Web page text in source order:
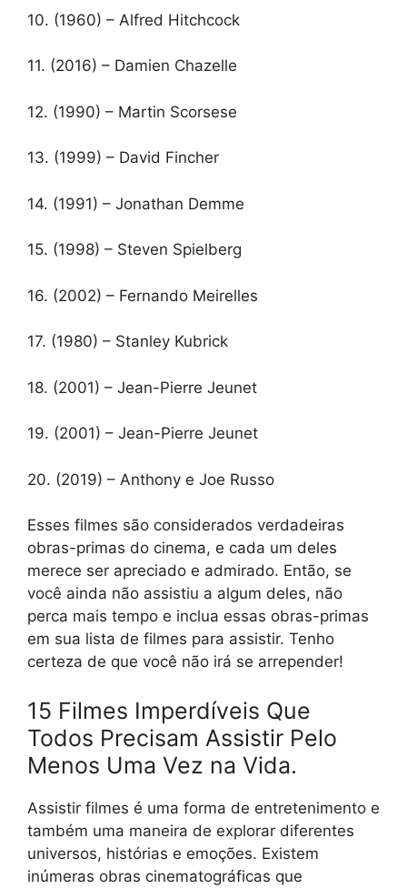
10. (1960) – Alfred Hitchcock
11. (2016) – Damien Chazelle
12. (1990) – Martin Scorsese
13. (1999) – David Fincher
14. (1991) – Jonathan Demme
15. (1998) – Steven Spielberg
16. (2002) – Fernando Meirelles
17. (1980) – Stanley Kubrick
18. (2001) – Jean-Pierre Jeunet
19. (2001) – Jean-Pierre Jeunet
20. (2019) – Anthony e Joe Russo
Esses filmes são considerados verdadeiras
obras-primas do cinema, e cada um deles
merece ser apreciado e admirado. Então, se
você ainda não assistiu a algum deles, não
perca mais tempo e inclua essas obras-primas
em sua lista de filmes para assistir. Tenho
certeza de que você não irá se arrepender!
15 Filmes Imperdíveis Que
Todos Precisam Assistir Pelo
Menos Uma Vez na Vida.
Assistir filmes é uma forma de entretenimento e
também uma maneira de explorar diferentes
universos, histórias e emoções. Existem
inúmeras obras cinematográficas que